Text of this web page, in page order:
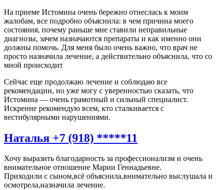
На приеме Истомина очень бережно отнеслась к моим
жалобам, все подробно объяснила: в чем причина моего
состояния, почему раньше мне ставили неправильные
диагнозы, зачем назначаются препараты и как именно они
должны помочь. Для меня было очень важно, что врач не
просто назначила лечение, а действительно объяснила, что со
мной происходит
Сейчас еще продолжаю лечение и соблюдаю все
рекомендации, но уже могу с уверенностью сказать, что
Истомина — очень грамотный и сильный специалист.
Искренне рекомендую всем, кто сталкивается с
вестибулярными нарушениями.
Наталья +7 (918) *****11
Хочу выразить благодарность за профессионализм и очень
внимательное отношение Марии Геннадьевне.
Приходили с сыном,всё объяснила,внимательно выслушала и
осмотрела,назначила лечение.